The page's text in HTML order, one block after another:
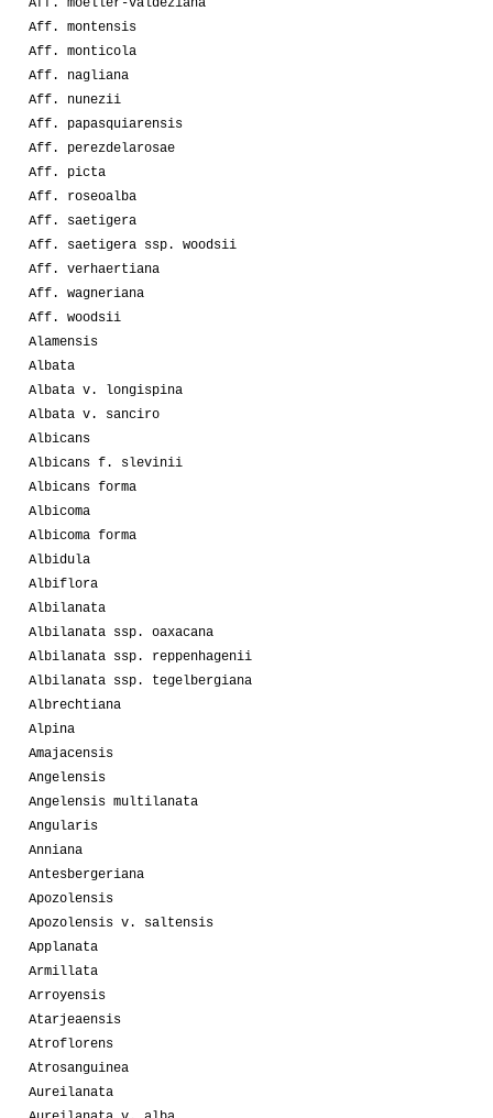
Aff. montensis
Aff. monticola
Aff. nagliana
Aff. nunezii
Aff. papasquiarensis
Aff. perezdelarosae
Aff. picta
Aff. roseoalba
Aff. saetigera
Aff. saetigera ssp. woodsii
Aff. verhaertiana
Aff. wagneriana
Aff. woodsii
Alamensis
Albata
Albata v. longispina
Albata v. sanciro
Albicans
Albicans f. slevinii
Albicans forma
Albicoma
Albicoma forma
Albidula
Albiflora
Albilanata
Albilanata ssp. oaxacana
Albilanata ssp. reppenhagenii
Albilanata ssp. tegelbergiana
Albrechtiana
Alpina
Amajacensis
Angelensis
Angelensis multilanata
Angularis
Anniana
Antesbergeriana
Apozolensis
Apozolensis v. saltensis
Applanata
Armillata
Arroyensis
Atarjeaensis
Atroflorens
Atrosanguinea
Aureilanata